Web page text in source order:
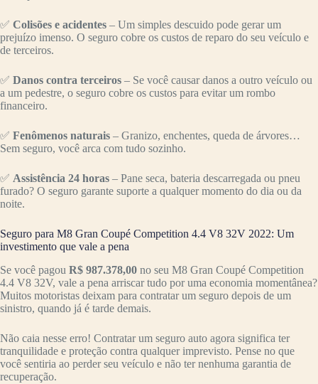
✅ Colisões e acidentes – Um simples descuido pode gerar um
prejuízo imenso. O seguro cobre os custos de reparo do seu veículo e
de terceiros.
✅ Danos contra terceiros – Se você causar danos a outro veículo ou
a um pedestre, o seguro cobre os custos para evitar um rombo
financeiro.
✅ Fenômenos naturais – Granizo, enchentes, queda de árvores…
Sem seguro, você arca com tudo sozinho.
✅ Assistência 24 horas – Pane seca, bateria descarregada ou pneu
furado? O seguro garante suporte a qualquer momento do dia ou da
noite.
Seguro para M8 Gran Coupé Competition 4.4 V8 32V 2022: Um
investimento que vale a pena
Se você pagou R$ 987.378,00 no seu M8 Gran Coupé Competition
4.4 V8 32V, vale a pena arriscar tudo por uma economia momentânea?
Muitos motoristas deixam para contratar um seguro depois de um
sinistro, quando já é tarde demais.
Não caia nesse erro! Contratar um seguro auto agora significa ter
tranquilidade e proteção contra qualquer imprevisto. Pense no que
você sentiria ao perder seu veículo e não ter nenhuma garantia de
recuperação.